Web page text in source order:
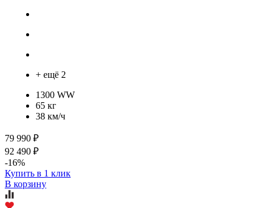
+ ещё 2
1300 WW
65 кг
38 км/ч
79 990 ₽
92 490 ₽
-16%
Купить в 1 клик
В корзину